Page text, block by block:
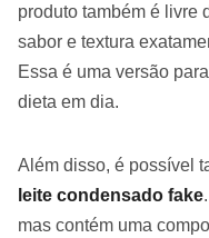
produto também é livre
sabor e textura
Essa é uma versão
dieta em dia.
Além disso, é possível
leite condensado fake
mas contém uma